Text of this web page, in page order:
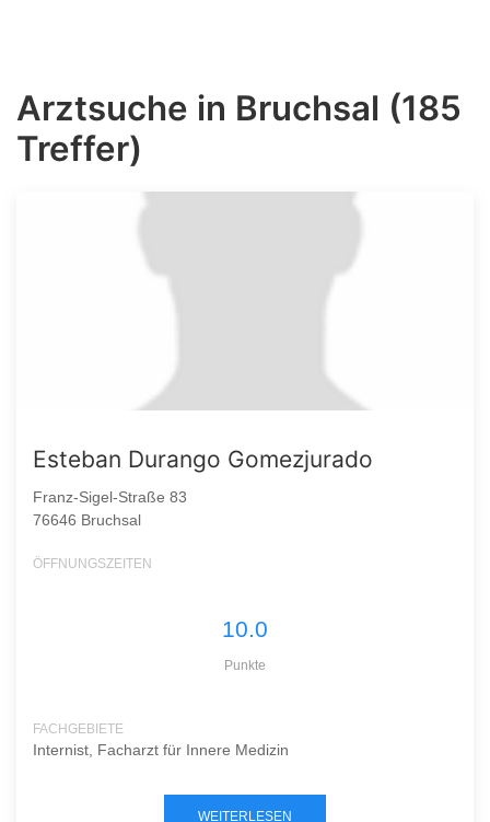
Arztsuche in Bruchsal (185
Treffer)
Esteban Durango Gomezjurado
Franz-Sigel-Straße 83
76646 Bruchsal
ÖFFNUNGSZEITEN
10.0
Punkte
FACHGEBIETE
Internist, Facharzt für Innere Medizin
WEITERLESEN